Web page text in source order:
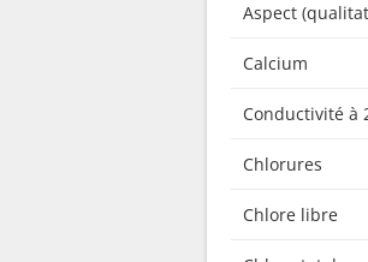
Aspect
Calcium
Conductivité à
Chlorures
Chlore libre